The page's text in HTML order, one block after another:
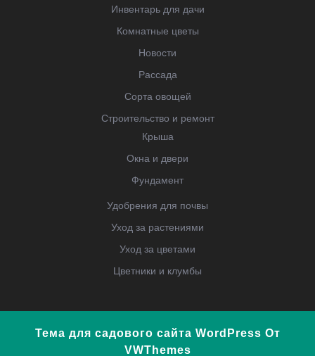
Инвентарь для дачи
Комнатные цветы
Новости
Рассада
Сорта овощей
Строительство и ремонт
Крыша
Окна и двери
Фундамент
Удобрения для почвы
Уход за растениями
Уход за цветами
Цветники и клумбы
Тема для садового сайта WordPress От
VWThemes